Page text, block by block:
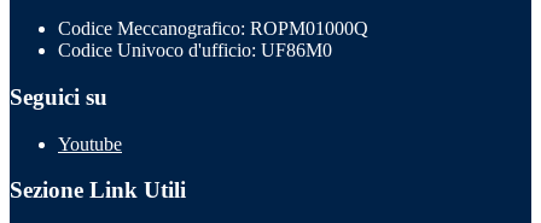
Codice Meccanografico: ROPM01000Q
Codice Univoco d'ufficio: UF86M0
Seguici su
Youtube
Sezione Link Utili